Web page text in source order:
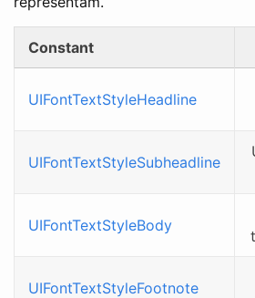
Constant
UIFontTextStyleHeadline
UIFontTextStyleSubheadline
UIFontTextStyleBody
UIFontTextStyleFootnote